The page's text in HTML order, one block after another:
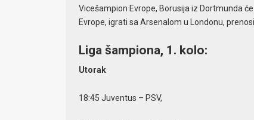
Vicešampion Evrope, Borusija iz Dortmunda
Evrope, igrati sa Arsenalom u Londonu, prenosi
Liga šampiona, 1. kolo:
Utorak
18:45 Juventus – PSV,